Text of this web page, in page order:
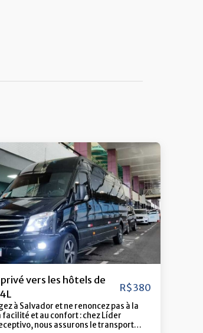
vers les hôtels de
R$380
à Salvador et ne renoncez pas à la
facilité et au confort : chez Líder
nous assurons le transport